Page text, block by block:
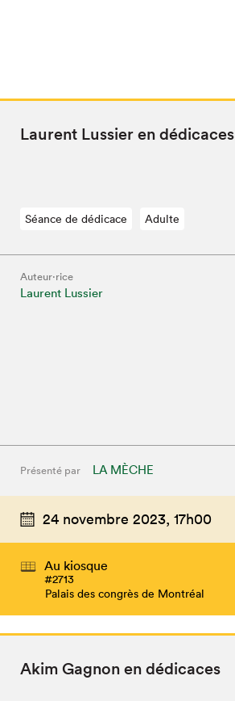
Lau­rent Lussier en dédicaces
Séance de dédicace Adulte
Auteur·rice
Laurent Lussier
Présenté par LA MÈCHE
24 novembre 2023, 17h00
Au kiosque
#2713
Palais des congrès de Montréal
Akim Gagnon en dédicaces